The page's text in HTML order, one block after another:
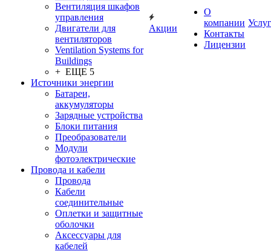
Вентиляция шкафов
управления
Двигатели для
вентиляторов
Ventilation Systems for
Buildings
+ ЕЩЕ 5
Источники энергии
Батареи,
аккумуляторы
Зарядные устройства
Блоки питания
Преобразователи
Модули
фотоэлектрические
Провода и кабели
Провода
Кабели
соединительные
Оплетки и защитные
оболочки
Аксессуары для
кабелей
Акции
О
компании
Контакты
Лицензии